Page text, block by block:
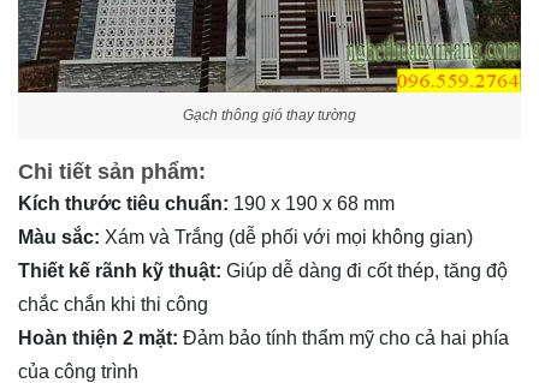
Gạch thông gió thay tường
Chi tiết sản phẩm:
Kích thước tiêu chuẩn: 190 x 190 x 68 mm
Màu sắc: Xám và Trắng (dễ phối với mọi không gian)
Thiết kế rãnh kỹ thuật: Giúp dễ dàng đi cốt thép, tăng độ
chắc chắn khi thi công
Hoàn thiện 2 mặt: Đảm bảo tính thẩm mỹ cho cả hai phía
của công trình